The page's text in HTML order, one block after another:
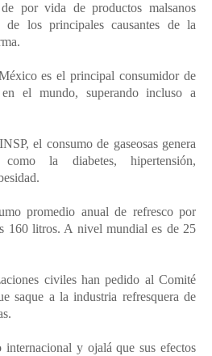
por vida de productos malsanos
los principales causantes de la
es el principal consumidor de
el mundo, superando incluso a
el consumo de gaseosas genera
como la diabetes, hipertensión,
promedio anual de refresco por
160 litros. A nivel mundial es de 25
civiles han pedido al Comité
saque a la industria refresquera de
y ojalá que sus efectos